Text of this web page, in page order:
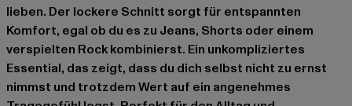
lieben. Der lockere Schnitt sorgt für entspannten
Komfort, egal ob du es zu Jeans, Shorts oder einem
verspielten Rock kombinierst. Ein unkompliziertes
Essential, das zeigt, dass du dich selbst nicht zu ernst
nimmst und trotzdem Wert auf ein angenehmes